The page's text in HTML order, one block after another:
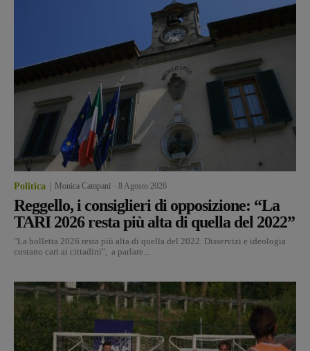
Politica Monica Campani 8 Agosto 2026
Reggello, i consiglieri di opposizione: “La
TARI 2026 resta più alta di quella del 2022”
"La bolletta 2026 resta più alta di quella del 2022. Disservizi e ideologia
costano cari ai cittadini", a parlare...